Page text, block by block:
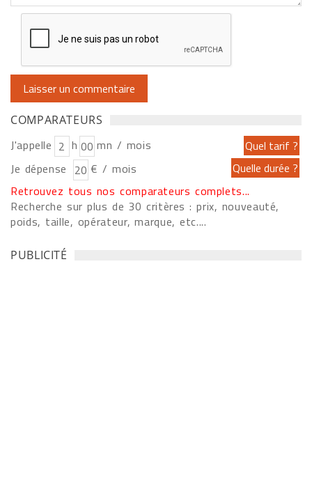
COMPARATEURS
J'appelle h
mn / mois
Je dépense
€ / mois
Retrouvez tous nos comparateurs complets...
Recherche sur plus de 30 critères : prix, nouveauté,
poids, taille, opérateur, marque, etc....
PUBLICITÉ